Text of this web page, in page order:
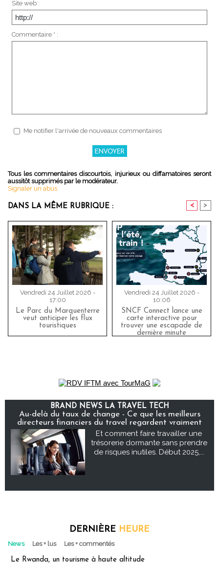
Site web :
Commentaire * :
Me notifier l'arrivée de nouveaux commentaires
Tous les commentaires discourtois, injurieux ou diffamatoires seront
aussitôt supprimés par le modérateur.
Signaler un abus
DANS LA MÊME RUBRIQUE : < >
Vendredi 24 Juillet 2026 -
17:00
Le Parc du Marquenterre
veut anticiper les flux
touristiques
Vendredi 24 Juillet 2026 -
10:06
SNCF Connect lance une
carte interactive pour
trouver une escapade de
dernière minute
BRAND NEWS LA TRAVEL TECH
Au-delà du taux de change - Ce que les meilleurs
directeurs financiers du travel regardent vraiment
Et comment faire travailler une
trésorerie dormante sans prendre
de risques inutiles. Début 2025,...
DERNIÈRE HEURE
News Les + lus Les + commentés
Le Rwanda, un tourisme à haute altitude